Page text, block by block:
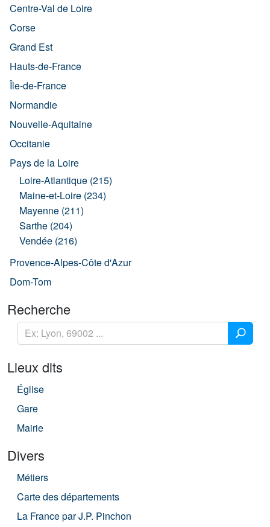
Centre-Val de Loire
Corse
Grand Est
Hauts-de-France
Île-de-France
Normandie
Nouvelle-Aquitaine
Occitanie
Pays de la Loire
Loire-Atlantique (215)
Maine-et-Loire (234)
Mayenne (211)
Sarthe (204)
Vendée (216)
Provence-Alpes-Côte d'Azur
Dom-Tom
Recherche
Lieux dits
Église
Gare
Mairie
Divers
Métiers
Carte des départements
La France par J.P. Pinchon